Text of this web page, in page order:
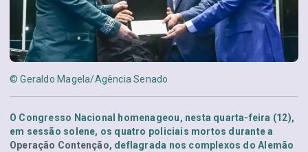
© Geraldo Magela/Agência Senado
O Congresso Nacional homenageou, nesta quarta-feira (12),
em sessão solene, os quatro policiais mortos durante a
Operação Contenção, deflagrada nos complexos do Alemão